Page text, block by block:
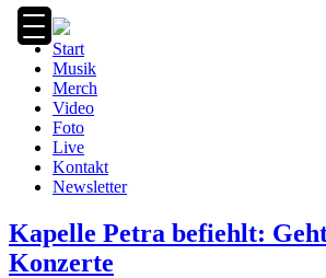
Zum
Inhalt
springen
Start
Musik
Merch
Video
Foto
Live
Kontakt
Newsletter
Kapelle Petra befiehlt:
Konzerte